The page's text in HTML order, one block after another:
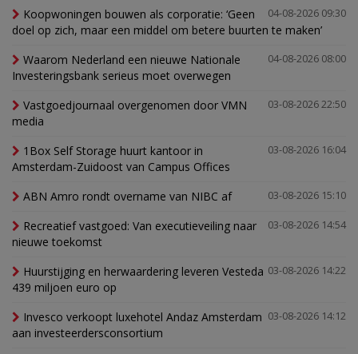
04-08-2026 09:30
Koopwoningen bouwen als corporatie: ‘Geen
doel op zich, maar een middel om betere buurten te maken’
04-08-2026 08:00
Waarom Nederland een nieuwe Nationale
Investeringsbank serieus moet overwegen
03-08-2026 22:50
Vastgoedjournaal overgenomen door VMN
media
03-08-2026 16:04
1Box Self Storage huurt kantoor in
Amsterdam-Zuidoost van Campus Offices
03-08-2026 15:10
ABN Amro rondt overname van NIBC af
03-08-2026 14:54
Recreatief vastgoed: Van executieveiling naar
nieuwe toekomst
03-08-2026 14:22
Huurstijging en herwaardering leveren Vesteda
439 miljoen euro op
03-08-2026 14:12
Invesco verkoopt luxehotel Andaz Amsterdam
aan investeerdersconsortium